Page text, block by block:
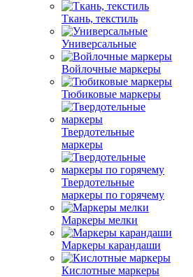
Ткань, текстиль
Универсальные
Войлочные маркеры
Тюбиковые маркеры
Твердотельные
маркеры
Твердотельные
маркеры по горячему
Маркеры мелки
Маркеры карандаши
Кислотные маркеры